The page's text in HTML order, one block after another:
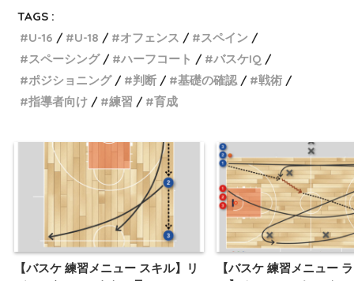
TAGS :
U-16
U-18 オフェンス
スペイン
スペーシング
ハーフコート
バスケIQ
ポジショニング
判断 基礎の確認
戦術
指導者向け
練習 育成
【バスケ 練習メニュー スキル】リ
【バスケ 練習メニュー